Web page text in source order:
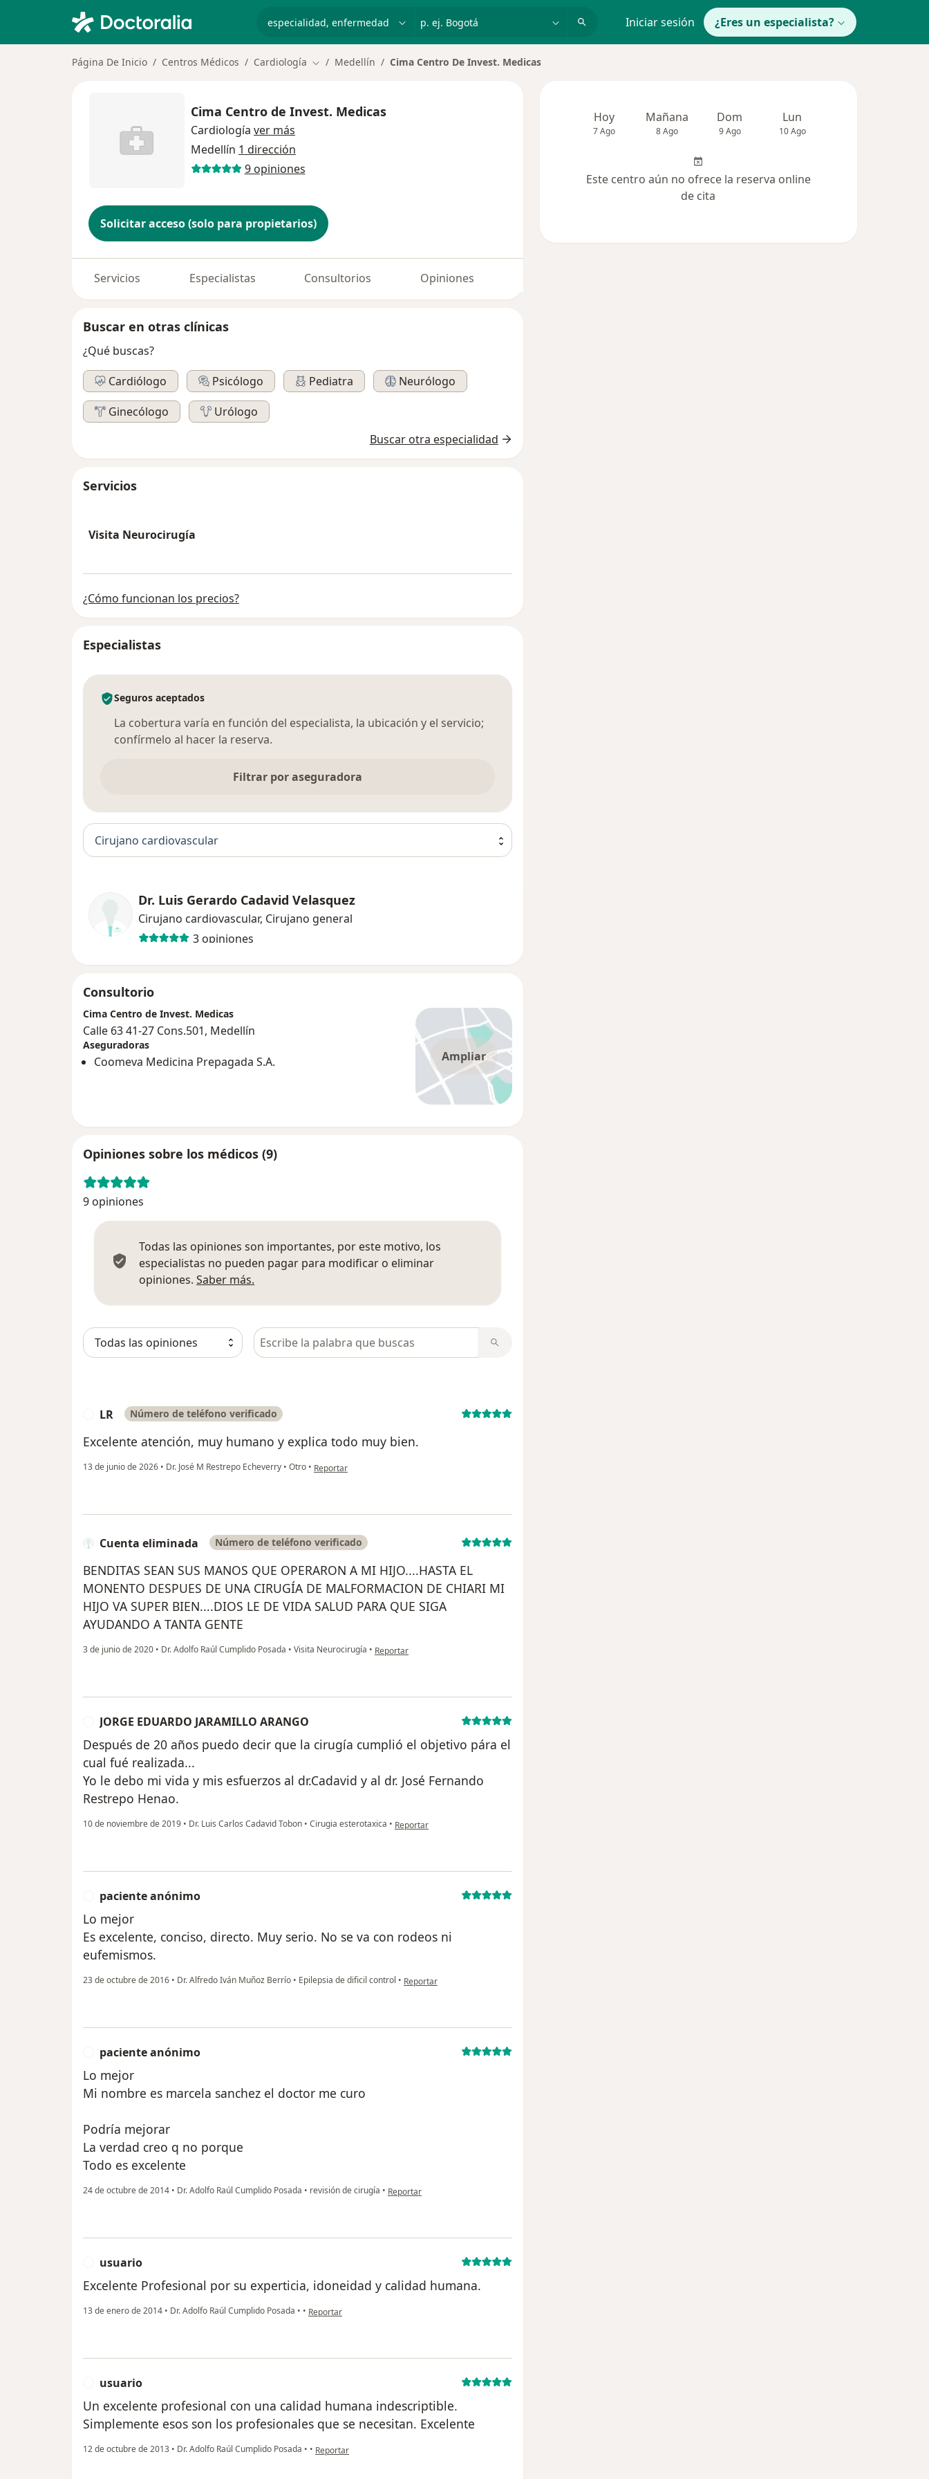
p. ej. Bogotá Iniciar sesión ¿Eres un especialista?
Página De Inicio Centros Médicos Cardiología Cambiar de ciudad
Medellín Cima Centro De Invest. Medicas
Cima Centro de Invest. Medicas
Cardiología ver más
Medellín 1 dirección
9 opiniones
Solicitar acceso (solo para propietarios)
Servicios Especialistas Consultorios Opiniones
Buscar en otras clínicas
¿Qué buscas?
Cardiólogo
Psicólogo Pediatra
Neurólogo
Ginecólogo
Urólogo
Buscar otra especialidad
Servicios
Visita Neurocirugía
¿Cómo funcionan los precios?
Especialistas
Seguros aceptados
La cobertura varía en función del especialista, la ubicación y el servicio;
confírmelo al hacer la reserva.
Filtrar por aseguradora
Cirujano cardiovascular
Dr. Luis Gerardo Cadavid Velasquez
Cirujano cardiovascular, Cirujano general
3 opiniones
Consultorio
Ampliar
Cima Centro de Invest. Medicas
Calle 63 41-27 Cons.501, Medellín
Aseguradoras
Coomeva Medicina Prepagada S.A.
Opiniones sobre los médicos (9)
9 opiniones
Todas las opiniones son importantes, por este motivo, los
especialistas no pueden pagar para modificar o eliminar
opiniones. Saber más.
Busca en opiniones
LR Número de teléfono verificado
Excelente atención, muy humano y explica todo muy bien.
13 de junio de 2026 • Dr. José M Restrepo Echeverry • Otro • en opinión del usuario LR
Reportar
Cuenta eliminada Número de teléfono verificado
BENDITAS SEAN SUS MANOS QUE OPERARON A MI HIJO....HASTA EL
MONENTO DESPUES DE UNA CIRUGÍA DE MALFORMACION DE CHIARI MI
HIJO VA SUPER BIEN....DIOS LE DE VIDA SALUD PARA QUE SIGA
AYUDANDO A TANTA GENTE
3 de junio de 2020 • Dr. Adolfo Raúl Cumplido Posada • Visita Neurocirugía • en opinión del usuario Cuenta eliminada
Reportar
JORGE EDUARDO JARAMILLO ARANGO
Después de 20 años puedo decir que la cirugía cumplió el objetivo pára el
cual fué realizada...
Yo le debo mi vida y mis esfuerzos al dr.Cadavid y al dr. José Fernando
Restrepo Henao.
10 de noviembre de 2019 • Dr. Luis Carlos Cadavid Tobon • Cirugia esterotaxica • en opinión del usuario JORGE EDUARDO JARAMILLO ARANGO
Reportar
paciente anónimo
Lo mejor
Es excelente, conciso, directo. Muy serio. No se va con rodeos ni
eufemismos.
23 de octubre de 2016 • Dr. Alfredo Iván Muñoz Berrío • Epilepsia de dificil control • en opinión del usuario paciente anónimo
Reportar
paciente anónimo
Lo mejor
Mi nombre es marcela sanchez el doctor me curo
Podría mejorar
La verdad creo q no porque
Todo es excelente
24 de octubre de 2014 • Dr. Adolfo Raúl Cumplido Posada • revisión de cirugía • en opinión del usuario paciente anónimo
Reportar
usuario
Excelente Profesional por su experticia, idoneidad y calidad humana.
13 de enero de 2014 • Dr. Adolfo Raúl Cumplido Posada • • en opinión del usuario usuario
Reportar
usuario
Un excelente profesional con una calidad humana indescriptible.
Simplemente esos son los profesionales que se necesitan. Excelente
12 de octubre de 2013 • Dr. Adolfo Raúl Cumplido Posada • • en opinión del usuario usuario
Reportar
Hoy
7 Ago
Mañana
8 Ago
Dom
9 Ago
Lun
10 Ago
Este centro aún no ofrece la reserva online
de cita